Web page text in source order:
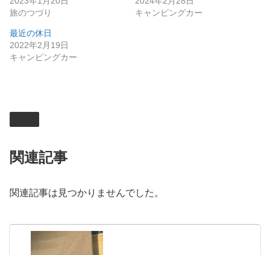
旅のつづり
キャンピングカー
最近の休日
2022年2月19日
キャンピングカー
関連記事
関連記事は見つかりませんでした。